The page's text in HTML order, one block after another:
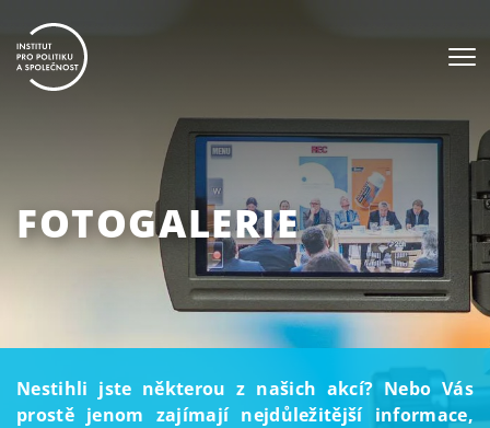
FOTOGALERIE
Nestihli jste některou z našich akcí? Nebo Vás
prostě jenom zajímají nejdůležitější informace,